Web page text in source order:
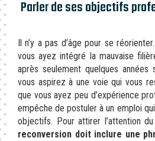
Parler de ses objectifs
Il n’y a pas d’âge pour se
vous ayez intégré la mauvaise
après seulement quelques
vous aspirez à une voie qui vous
que vous ayez peu d’expérience
empêche de postuler à un emploi
objectifs. Pour attirer l’attention
reconversion doit inclure une